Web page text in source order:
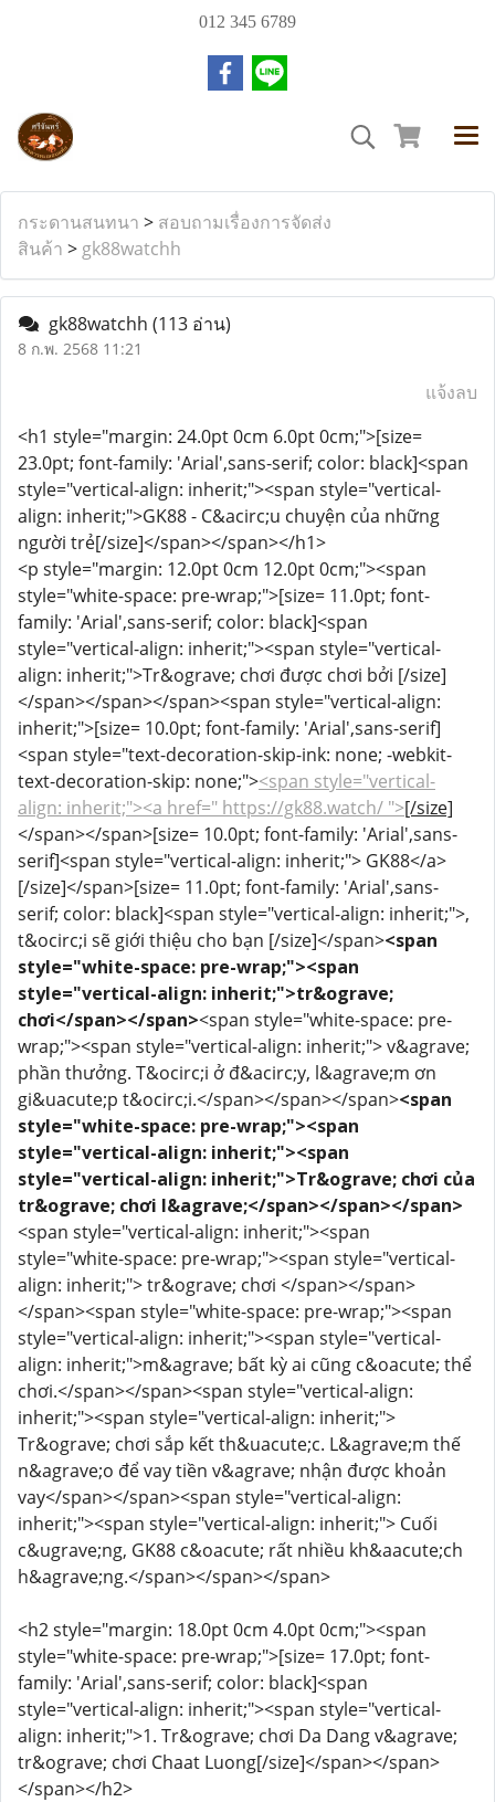
012 345 6789
กระดานสนทนา > สอบถามเรื่องการจัดส่ง
สินค้า > gk88watchh
gk88watchh (113 อ่าน)
8 ก.พ. 2568 11:21
แจ้งลบ
<h1 style="margin: 24.0pt 0cm 6.0pt 0cm;">[size=
23.0pt; font-family: 'Arial',sans-serif; color: black]<span
style="vertical-align: inherit;"><span style="vertical-
align: inherit;">GK88 - C&acirc;u chuyện của những
người trẻ[/size]</span></span></h1>
<p style="margin: 12.0pt 0cm 12.0pt 0cm;"><span
style="white-space: pre-wrap;">[size= 11.0pt; font-
family: 'Arial',sans-serif; color: black]<span
style="vertical-align: inherit;"><span style="vertical-
align: inherit;">Tr&ograve; chơi được chơi bởi [/size]
</span></span></span><span style="vertical-align:
inherit;">[size= 10.0pt; font-family: 'Arial',sans-serif]
<span style="text-decoration-skip-ink: none; -webkit-
text-decoration-skip: none;"><span style="vertical-
align: inherit;"><a href=" https://gk88.watch/ ">[/size]
</span></span>[size= 10.0pt; font-family: 'Arial',sans-
serif]<span style="vertical-align: inherit;"> GK88</a>
[/size]</span>[size= 11.0pt; font-family: 'Arial',sans-
serif; color: black]<span style="vertical-align: inherit;">,
t&ocirc;i sẽ giới thiệu cho bạn [/size]</span><span
style="white-space: pre-wrap;"><span
style="vertical-align: inherit;">tr&ograve;
chơi</span></span><span style="white-space: pre-
wrap;"><span style="vertical-align: inherit;"> v&agrave;
phần thưởng. T&ocirc;i ở đ&acirc;y, l&agrave;m ơn
gi&uacute;p t&ocirc;i.</span></span></span><span
style="white-space: pre-wrap;"><span
style="vertical-align: inherit;"><span
style="vertical-align: inherit;">Tr&ograve; chơi của
tr&ograve; chơi l&agrave;</span></span></span>
<span style="vertical-align: inherit;"><span
style="white-space: pre-wrap;"><span style="vertical-
align: inherit;"> tr&ograve; chơi </span></span>
</span><span style="white-space: pre-wrap;"><span
style="vertical-align: inherit;"><span style="vertical-
align: inherit;">m&agrave; bất kỳ ai cũng c&oacute; thể
chơi.</span></span><span style="vertical-align:
inherit;"><span style="vertical-align: inherit;">
Tr&ograve; chơi sắp kết th&uacute;c. L&agrave;m thế
n&agrave;o để vay tiền v&agrave; nhận được khoản
vay</span></span><span style="vertical-align:
inherit;"><span style="vertical-align: inherit;"> Cuối
c&ugrave;ng, GK88 c&oacute; rất nhiều kh&aacute;ch
h&agrave;ng.</span></span></span>
<h2 style="margin: 18.0pt 0cm 4.0pt 0cm;"><span
style="white-space: pre-wrap;">[size= 17.0pt; font-
family: 'Arial',sans-serif; color: black]<span
style="vertical-align: inherit;"><span style="vertical-
align: inherit;">1. Tr&ograve; chơi Da Dang v&agrave;
tr&ograve; chơi Chaat Luong[/size]</span></span>
</span></h2>